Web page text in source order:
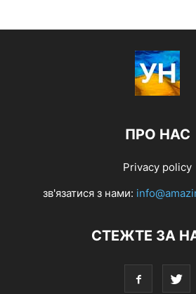
ПРО НАС
Privacy policy
зв'язатися з нами:
СТЕЖТЕ ЗА